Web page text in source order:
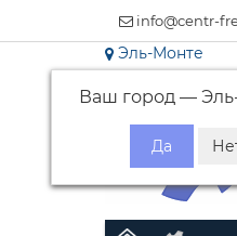
info@centr-
Эль-Монте
Ваш город —